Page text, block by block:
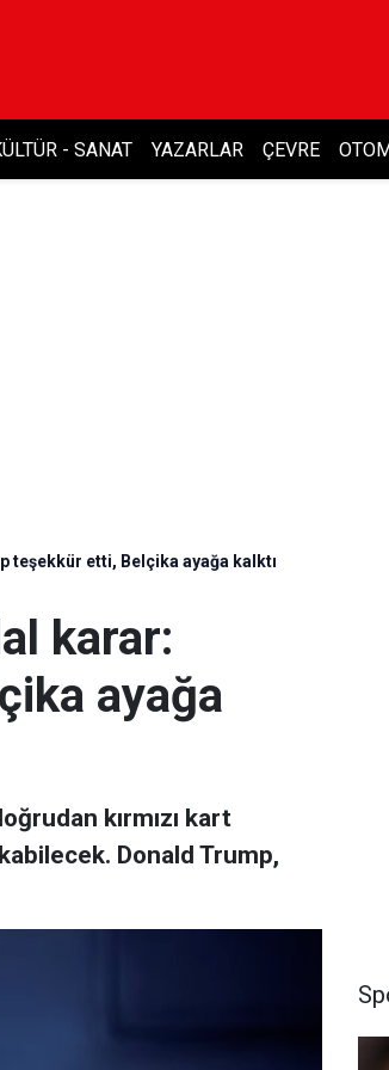
- SANAT YAZARLAR ÇEVRE
teşekkür etti, Belçika ayağa kalktı
karar:
ayağa
kırmızı kart
Donald Trump,